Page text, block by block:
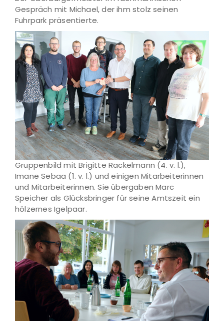
Gespräch mit Michael, der ihm stolz seinen
Fuhrpark präsentierte.
Gruppenbild mit Brigitte Rackelmann (4. v. l.),
Imane Sebaa (1. v. l.) und einigen Mitarbeiterinnen
und Mitarbeiterinnen. Sie übergaben Marc
Speicher als Glücksbringer für seine Amtszeit ein
hölzernes Igelpaar.